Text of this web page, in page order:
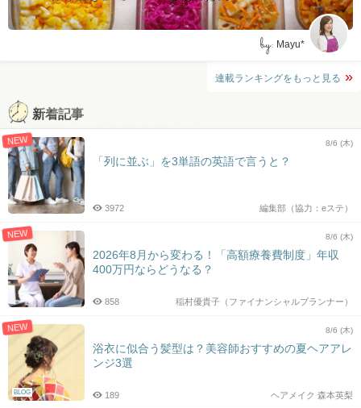
by: Mayu*
連載ランキングをもっと見る
新着記事
NEW 8/6 (木)
「列に並ぶ」を3単語の英語で言うと？
編集部（協力：eステ）
3972
NEW 8/6 (木)
2026年8月から変わる！「高額療養費制度」年収
400万円ならどうなる？
稲村優貴子（ファイナンシャルプランナー）
858
NEW
BLOG
8/6 (木)
浴衣に似合う髪型は？美容師おすすめの夏ヘアアレ
ンジ3選
ヘアメイク 森本英梨
189